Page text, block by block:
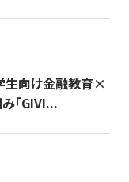
生向け金融教育×
「GIVI...